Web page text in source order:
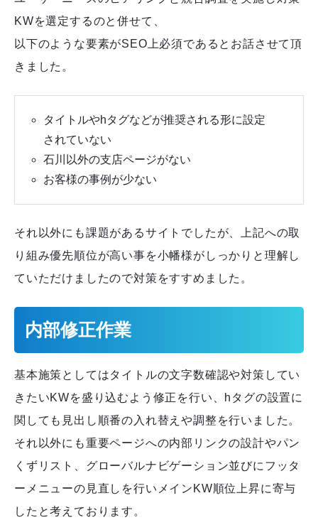
KWを選定するのと併せて、
以下のような要素がSEO上必須であるとお話させて頂
きました。
タイトルやhタグなどが推奨される形に設定
されていない
石川以外の支店ページがない
お客様の事例が少ない
それ以外にも課題があるサイトでしたが、上記への取
り組み優先順位が高い事を小幡様がしっかりと理解し
ていただけましたので対策をすすめました。
内部修正作業
基本施策としてはタイトルの文字数確認や対策してい
きたいKWを盛り込むよう修正を行い、hタグの設置に
関しても見出し順番の入れ替えや調整を行いました。
それ以外にも重要ページへの内部リンクの設計やパン
くずリスト、グローバルナビゲーション並びにフッタ
ーメニューの見直しを行いメインKW順位上昇に寄与
したと考えております。